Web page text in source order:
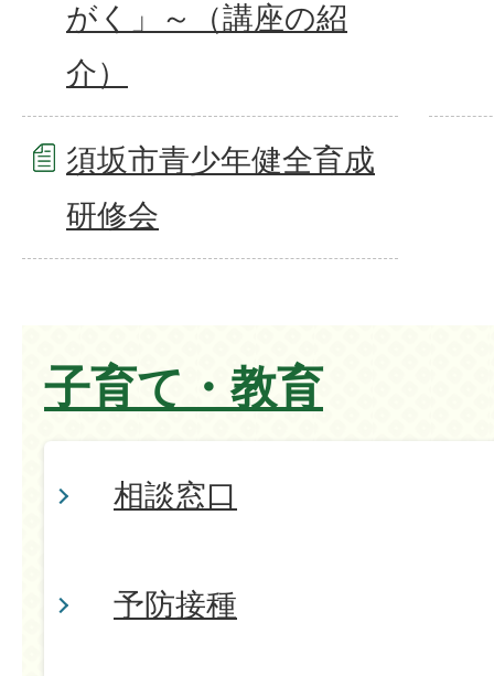
がく」～（講座の紹
介）
須坂市青少年健全育成
研修会
子育て・教育
相談窓口
予防接種